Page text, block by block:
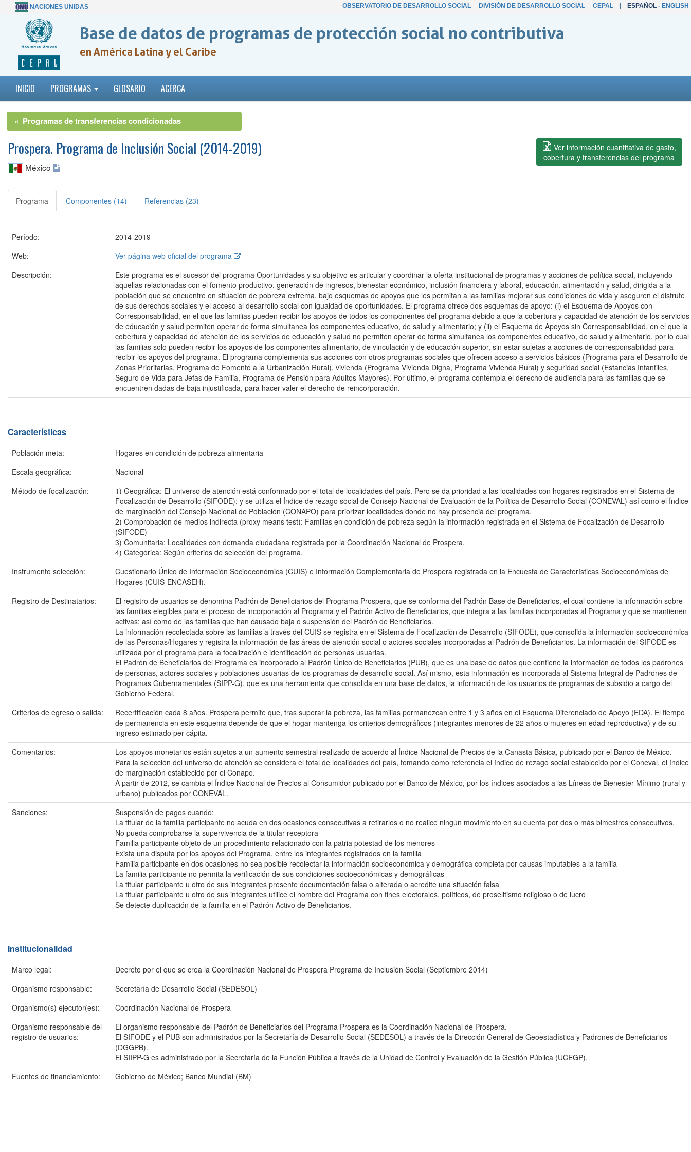
NACIONES UNIDAS OBSERVATORIO DE DESARROLLO SOCIAL DIVISIÓN DE DESARROLLO SOCIAL CEPAL| ESPAÑOL- ENGLISH
Base de datos de programas de protección social no contributiva
en América Latina y el Caribe
INICIO PROGRAMAS GLOSARIO ACERCA
« Programas de transferencias condicionadas
Prospera. Programa de Inclusión Social (2014-2019)
México
Ver información cuantitativa de gasto,
cobertura y transferencias del programa
Programa Componentes (14) Referencias (23)
Período:
2014-2019
Web:
Ver página web oficial del programa
Descripción:
Este programa es el sucesor del programa Oportunidades y su objetivo es articular y coordinar la oferta institucional de programas y acciones de política social, incluyendo
aquellas relacionadas con el fomento productivo, generación de ingresos, bienestar económico, inclusión financiera y laboral, educación, alimentación y salud, dirigida a la
población que se encuentre en situación de pobreza extrema, bajo esquemas de apoyos que les permitan a las familias mejorar sus condiciones de vida y aseguren el disfrute
de sus derechos sociales y el acceso al desarrollo social con igualdad de oportunidades. El programa ofrece dos esquemas de apoyo: (i) el Esquema de Apoyos con
Corresponsabilidad, en el que las familias pueden recibir los apoyos de todos los componentes del programa debido a que la cobertura y capacidad de atención de los servicios
de educación y salud permiten operar de forma simultanea los componentes educativo, de salud y alimentario; y (ii) el Esquema de Apoyos sin Corresponsabilidad, en el que la
cobertura y capacidad de atención de los servicios de educación y salud no permiten operar de forma simultanea los componentes educativo, de salud y alimentario, por lo cual
las familias solo pueden recibir los apoyos de los componentes alimentario, de vinculación y de educación superior, sin estar sujetas a acciones de corresponsabilidad para
recibir los apoyos del programa. El programa complementa sus acciones con otros programas sociales que ofrecen acceso a servicios básicos (Programa para el Desarrollo de
Zonas Prioritarias, Programa de Fomento a la Urbanización Rural), vivienda (Programa Vivienda Digna, Programa Vivienda Rural) y seguridad social (Estancias Infantiles,
Seguro de Vida para Jefas de Familia, Programa de Pensión para Adultos Mayores). Por último, el programa contempla el derecho de audiencia para las familias que se
encuentren dadas de baja injustificada, para hacer valer el derecho de reincorporación.
Características
Población meta:
Hogares en condición de pobreza alimentaria
Escala geográfica:
Nacional
Método de focalización:
1) Geográfica: El universo de atención está conformado por el total de localidades del país. Pero se da prioridad a las localidades con hogares registrados en el Sistema de
Focalización de Desarrollo (SIFODE); y se utiliza el Índice de rezago social de Consejo Nacional de Evaluación de la Política de Desarrollo Social (CONEVAL) así como el Índice
de marginación del Consejo Nacional de Población (CONAPO) para priorizar localidades donde no hay presencia del programa.
2) Comprobación de medios indirecta (proxy means test): Familias en condición de pobreza según la información registrada en el Sistema de Focalización de Desarrollo
(SIFODE)
3) Comunitaria: Localidades con demanda ciudadana registrada por la Coordinación Nacional de Prospera.
4) Categórica: Según criterios de selección del programa.
Instrumento selección:
Cuestionario Único de Información Socioeconómica (CUIS) e Información Complementaria de Prospera registrada en la Encuesta de Características Socioeconómicas de
Hogares (CUIS-ENCASEH).
Registro de Destinatarios:
El registro de usuarios se denomina Padrón de Beneficiarios del Programa Prospera, que se conforma del Padrón Base de Beneficiarios, el cual contiene la información sobre
las familias elegibles para el proceso de incorporación al Programa y el Padrón Activo de Beneficiarios, que integra a las familias incorporadas al Programa y que se mantienen
activas; así como de las familias que han causado baja o suspensión del Padrón de Beneficiarios.
La información recolectada sobre las familias a través del CUIS se registra en el Sistema de Focalización de Desarrollo (SIFODE), que consolida la información socioeconómica
de las Personas/Hogares y registra la información de las áreas de atención social o actores sociales incorporadas al Padrón de Beneficiarios. La información del SIFODE es
utilizada por el programa para la focalización e identificación de personas usuarias.
El Padrón de Beneficiarios del Programa es incorporado al Padrón Único de Beneficiarios (PUB), que es una base de datos que contiene la información de todos los padrones
de personas, actores sociales y poblaciones usuarias de los programas de desarrollo social. Así mismo, esta información es incorporada al Sistema Integral de Padrones de
Programas Gubernamentales (SIPP-G), que es una herramienta que consolida en una base de datos, la información de los usuarios de programas de subsidio a cargo del
Gobierno Federal.
Criterios de egreso o salida:
Recertificación cada 8 años. Prospera permite que, tras superar la pobreza, las familias permanezcan entre 1 y 3 años en el Esquema Diferenciado de Apoyo (EDA). El tiempo
de permanencia en este esquema depende de que el hogar mantenga los criterios demográficos (integrantes menores de 22 años o mujeres en edad reproductiva) y de su
ingreso estimado per cápita.
Comentarios:
Los apoyos monetarios están sujetos a un aumento semestral realizado de acuerdo al Índice Nacional de Precios de la Canasta Básica, publicado por el Banco de México.
Para la selección del universo de atención se considera el total de localidades del país, tomando como referencia el índice de rezago social establecido por el Coneval, el índice
de marginación establecido por el Conapo.
A partir de 2012, se cambia el Índice Nacional de Precios al Consumidor publicado por el Banco de México, por los índices asociados a las Líneas de Bienester Mínimo (rural y
urbano) publicados por CONEVAL.
Sanciones:
Suspensión de pagos cuando:
La titular de la familia participante no acuda en dos ocasiones consecutivas a retirarlos o no realice ningún movimiento en su cuenta por dos o más bimestres consecutivos.
No pueda comprobarse la supervivencia de la titular receptora
Familia participante objeto de un procedimiento relacionado con la patria potestad de los menores
Exista una disputa por los apoyos del Programa, entre los integrantes registrados en la familia
Familia participante en dos ocasiones no sea posible recolectar la información socioeconómica y demográfica completa por causas imputables a la familia
La familia participante no permita la verificación de sus condiciones socioeconómicas y demográficas
La titular participante u otro de sus integrantes presente documentación falsa o alterada o acredite una situación falsa
La titular participante u otro de sus integrantes utilice el nombre del Programa con fines electorales, políticos, de proselitismo religioso o de lucro
Se detecte duplicación de la familia en el Padrón Activo de Beneficiarios.
Institucionalidad
Marco legal:
Decreto por el que se crea la Coordinación Nacional de Prospera Programa de Inclusión Social (Septiembre 2014)
Organismo responsable:
Secretaría de Desarrollo Social (SEDESOL)
Organismo(s) ejecutor(es):
Coordinación Nacional de Prospera
Organismo responsable del
registro de usuarios:
El organismo responsable del Padrón de Beneficiarios del Programa Prospera es la Coordinación Nacional de Prospera.
El SIFODE y el PUB son administrados por la Secretaría de Desarrollo Social (SEDESOL) a través de la Dirección General de Geoestadística y Padrones de Beneficiarios
(DGGPB).
El SIIPP-G es administrado por la Secretaría de la Función Pública a través de la Unidad de Control y Evaluación de la Gestión Pública (UCEGP).
Fuentes de financiamiento:
Gobierno de México; Banco Mundial (BM)